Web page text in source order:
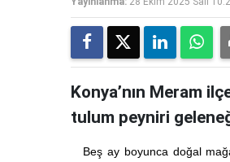
Konya’nın Meram
tulum peyniri
Beş ay boyunca doğal